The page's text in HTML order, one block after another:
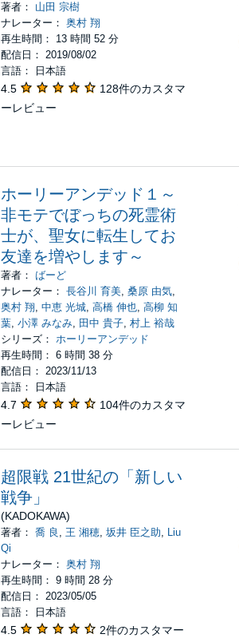
著者： 山田 宗樹
ナレーター：奥村 翔
再生時間： 13 時間 52 分
配信日： 2019/08/02
言語： 日本語
4.5
128件のカスタマ
ーレビュー
ホーリーアンデッド１～
非モテでぼっちの死霊術
士が、聖女に転生してお
友達を増やします～
著者：ばーど
ナレーター：長谷川 育美 ,桑原 由気
奥村 翔 ,中恵 光城 ,高橋 伸也 ,高柳 知
葉 ,小澤 みなみ 田中 貴子 ,村上 裕哉
シリーズ： ホーリーアンデッド
再生時間： 6 時間 38 分
配信日： 2023/11/13
言語： 日本語
4.7
104件のカスタマ
ーレビュー
超限戦 21世紀の「新しい
戦争」
(KADOKAWA)
著者：喬 良 王 湘穂 ,坂井 臣之助
Liu
Qi
ナレーター：奥村 翔
再生時間： 9 時間 28 分
配信日： 2023/05/05
言語： 日本語
4.5 2件のカスタマー